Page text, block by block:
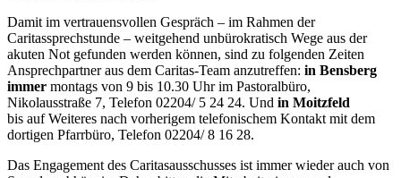
Damit im vertrauensvollen Gespräch – im Rahmen der
Caritassprechstunde – weitgehend unbürokratisch Wege aus der
akuten Not gefunden werden können, sind zu folgenden Zeiten
Ansprechpartner aus dem Caritas-Team anzutreffen: in Bensberg
immer montags von 9 bis 10.30 Uhr im Pastoralbüro,
Nikolausstraße 7, Telefon 02204/ 5 24 24. Und in Moitzfeld
bis auf Weiteres nach vorherigem telefonischem Kontakt mit dem
dortigen Pfarrbüro, Telefon 02204/ 8 16 28.
Das Engagement des Caritasausschusses ist immer wieder auch von